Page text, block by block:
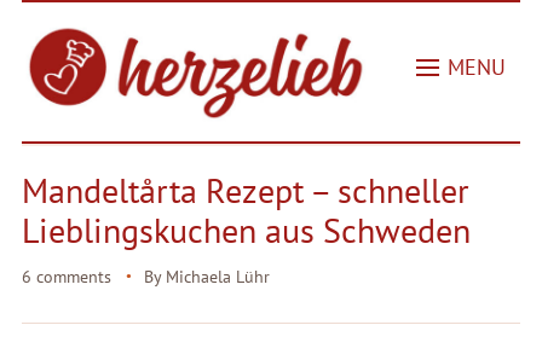
MENU
Mandeltårta Rezept – schneller
Lieblingskuchen aus Schweden
6 comments By Michaela Lühr